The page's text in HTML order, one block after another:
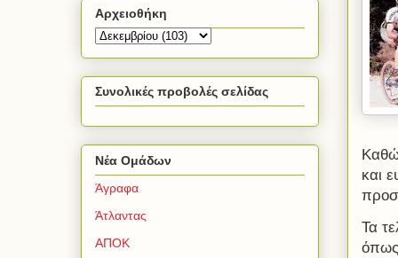
και
Τα
όπως
Αρχειοθήκη
Συνολικές προβολές σελίδας
Νέα Ομάδων
Άγραφα
Άτλαντας
ΑΠΟΚ